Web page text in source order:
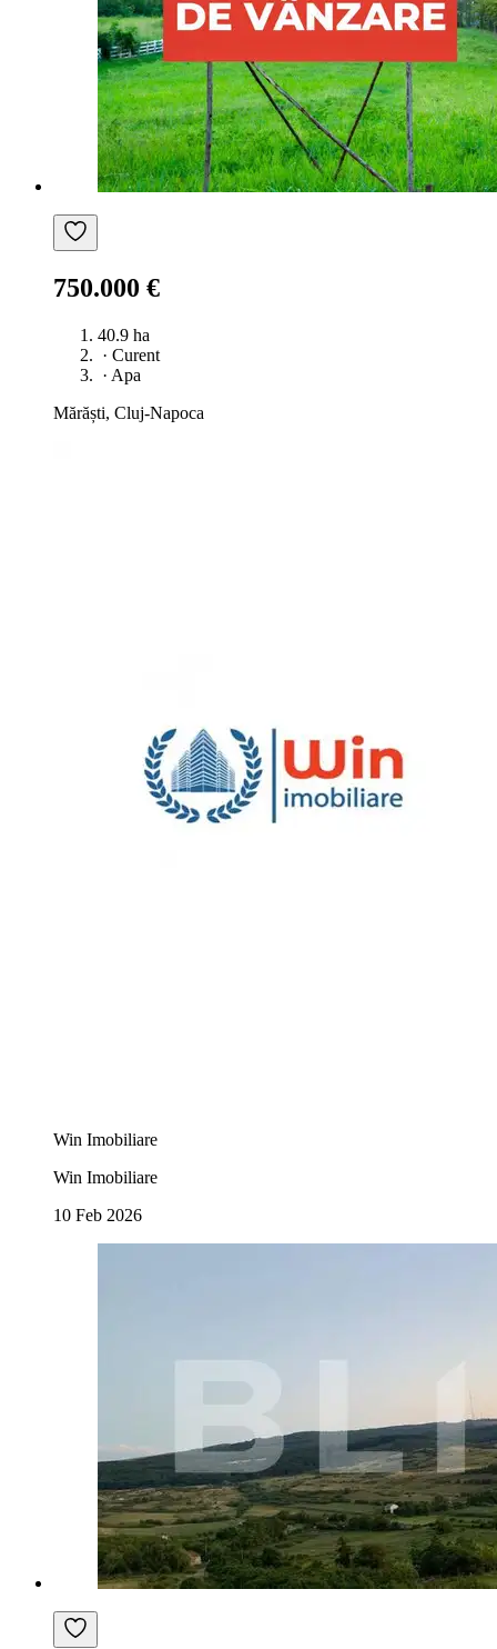
750.000 €
40.9 ha
· Curent
· Apa
Mărăști, Cluj-Napoca
Win Imobiliare
Win Imobiliare
10 Feb 2026